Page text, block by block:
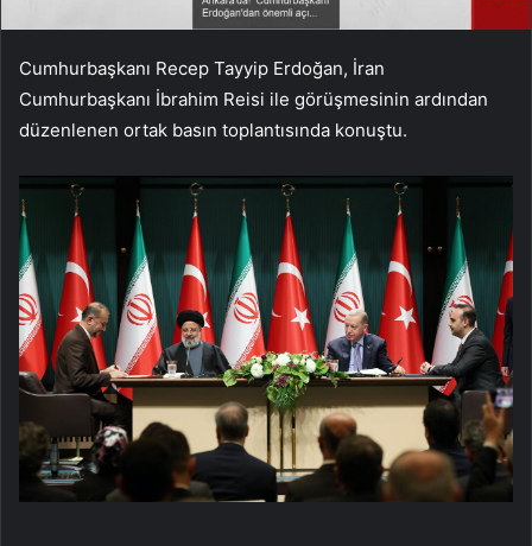
Cumhurbaşkanı Recep Tayyip Erdoğan, İran
Cumhurbaşkanı İbrahim Reisi ile görüşmesinin ardından
düzenlenen ortak basın toplantısında konuştu.